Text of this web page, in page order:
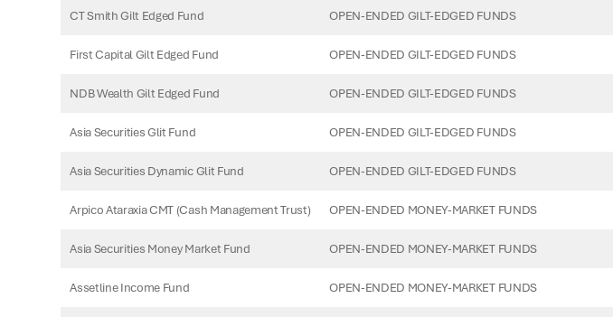
CT Smith Gilt Edged Fund OPEN-ENDED GILT-EDGED FUNDS
First Capital Gilt Edged Fund OPEN-ENDED GILT-EDGED FUNDS
NDB Wealth Gilt Edged Fund OPEN-ENDED GILT-EDGED FUNDS
Asia Securities Glit Fund OPEN-ENDED GILT-EDGED FUNDS
Asia Securities Dynamic Glit Fund OPEN-ENDED GILT-EDGED FUNDS
Arpico Ataraxia CMT (Cash Management Trust) OPEN-ENDED MONEY-MARKET FUNDS
Asia Securities Money Market Fund OPEN-ENDED MONEY-MARKET FUNDS
Assetline Income Fund OPEN-ENDED MONEY-MARKET FUNDS